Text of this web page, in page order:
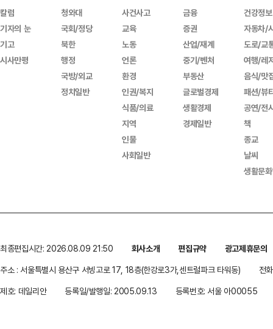
칼럼
기자의 눈
기고
시사만평
청와대
국회/정당
북한
행정
국방/외교
정치일반
사건사고
교육
노동
언론
환경
인권/복지
식품/의료
지역
인물
사회일반
금융
증권
산업/재계
중기/벤처
부동산
글로벌경제
생활경제
경제일반
건강정보
자동차/
도로/교
여행/레
음식/맛
패션/뷰
공연/전
책
종교
날씨
생활문
최종편집시간: 2026.08.09 21:50 회사소개 편집규약
광고제휴문의
주소 : 서울특별시 용산구 서빙고로 17, 18층(한강로3가,센트럴파크 타워동)
전
제호: 데일리안
등록일/발행일: 2005.09.13 등록번호: 서울 아00055